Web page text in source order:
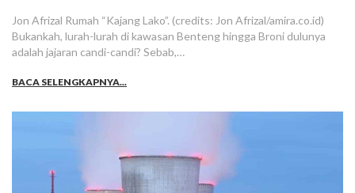
Jon Afrizal Rumah “Kajang Lako”. (credits: Jon Afrizal/amira.co.id)
Bukankah, lurah-lurah di kawasan Benteng hingga Broni dulunya
adalah jajaran candi-candi? Sebab,…
BACA SELENGKAPNYA...